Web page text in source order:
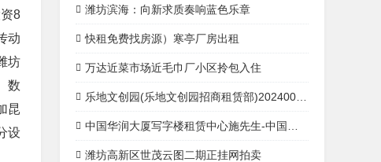
8
动
坊
数
昆
设
潍坊滨海：向新求质奏响蓝色乐章
快租免费找房源）寒亭厂房出租
万达近菜市场近毛巾厂小区拎包入住
乐地文创园(乐地文创园招商租赁部)20240008全讯注册官网0008全讯注册首页蕞新发布
中国华润大厦写字楼租赁中心施先生-中国华润大厦开发商
潍坊高新区世茂云图二期正挂网拍卖